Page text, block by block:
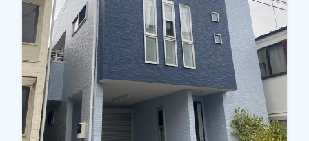
だきました。実際に写真をご覧いただいたとこ
ろ、・屋根材の劣化・外壁の目地（コーキング）
の傷みが進んでいることが分かり、今回の工事を
ご検討いただくことになりました。屋根について
は、塗装ではなく耐久性を考慮し、**屋根カバー
工法（重ね葺き工事）**をご提案させていただ
き、外壁は塗装工事にて施工させていただきまし
た。屋根は劣化が進むと雨漏りの原因になること